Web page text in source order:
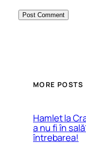
MORE POSTS
Hamlet la
a nu fi în
întrebarea!